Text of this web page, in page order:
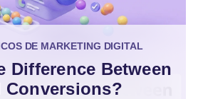
DE MARKETING DIGITAL
Difference Between
Conversions?